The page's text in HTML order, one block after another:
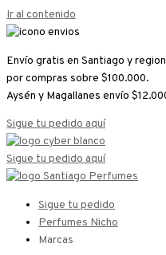
Ir al contenido
Envío gratis en Santiago y
por compras sobre $100.000.
Aysén y Magallanes envío
Sigue tu pedido aquí
Sigue tu pedido aquí
Sigue tu pedido
Perfumes Nicho
Marcas